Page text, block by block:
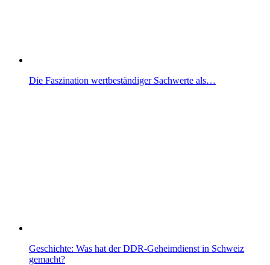
Die Faszination wertbeständiger Sachwerte als…
Geschichte: Was hat der DDR-Geheimdienst in Schweiz
gemacht?